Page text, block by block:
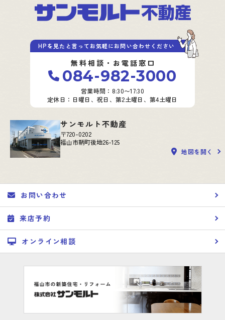
HPを見たと言ってお気軽にお問い合わせください
無料相談・お電話窓口
084-982-3000
営業時間：8:30〜17:30
定休日：日曜日、祝日、第2土曜日、第4土曜日
サンモルト不動産
〒720-0202
福山市鞆町後地26-125
地図を開く
お問い合わせ
来店予約
オンライン相談